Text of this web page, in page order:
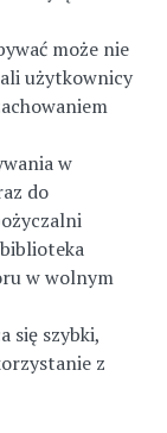
może nie
użytkownicy
w
do
w wolnym
się szybki,
z